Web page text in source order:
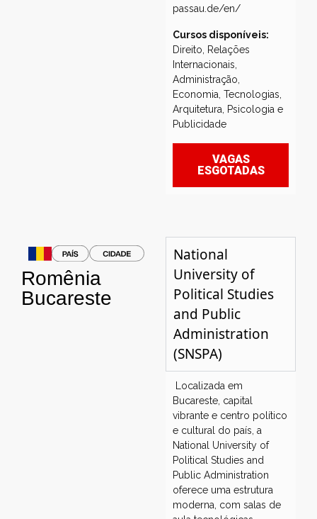
passau.de/en/
Cursos disponíveis:
Direito, Relações
Internacionais,
Administração,
Economia, Tecnologias,
Arquitetura, Psicologia e
Publicidade
VAGAS
ESGOTADAS
Romênia
Bucareste
National
University of
Political Studies
and Public
Administration
(SNSPA)
Localizada em
Bucareste, capital
vibrante e centro político
e cultural do país, a
National University of
Political Studies and
Public Administration
oferece uma estrutura
moderna, com salas de